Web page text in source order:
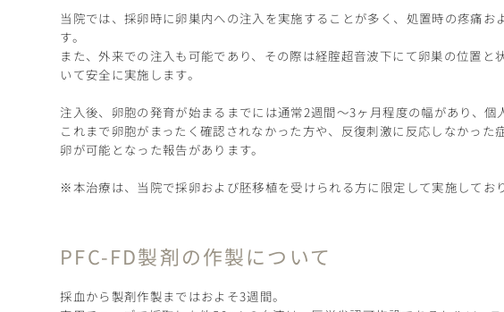
当院では、採卵時に卵巣内への注入を実施することが多く、処置時の疼痛お
す。
また、外来での注入も可能であり、その際は経腟超音波下にて卵巣の位置と
いて安全に実施します。
注入後、卵胞の発育が始まるまでには通常2週間〜3ヶ月程度の幅があり、個
これまで卵胞がまったく確認されなかった方や、反復刺激に反応しなかった
卵が可能となった報告があります。
※本治療は、当院で採卵および胚移植を受けられる方に限定して実施してお
PFC-FD製剤の作製について
採血から製剤作製まではおよそ3週間。